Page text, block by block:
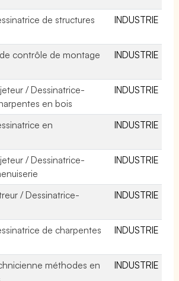
de structures
INDUSTRIE
contrôle de montage
INDUSTRIE
/ Dessinatrice-
en bois
INDUSTRIE
en
INDUSTRIE
/ Dessinatrice-
INDUSTRIE
/ Dessinatrice-
INDUSTRIE
de charpentes
INDUSTRIE
méthodes en
INDUSTRIE